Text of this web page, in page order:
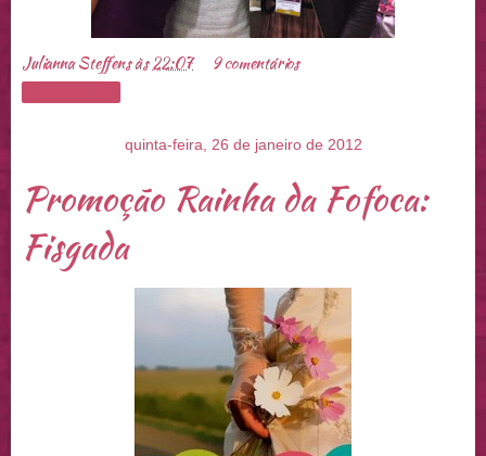
Julianna Steffensàs22:07 9 comentários
quinta-feira, 26 de janeiro de 2012
Promoção Rainha da Fofoca:
Fisgada